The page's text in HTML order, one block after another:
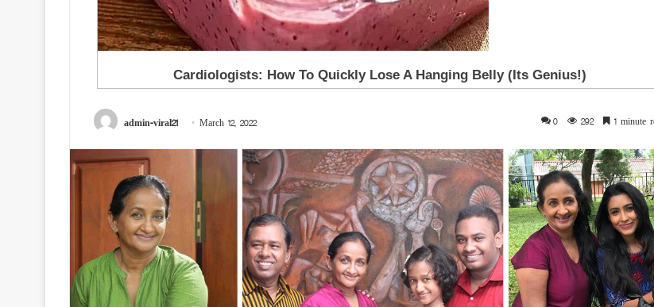
admin-viral21 March 12, 2022 0 292 1 minute